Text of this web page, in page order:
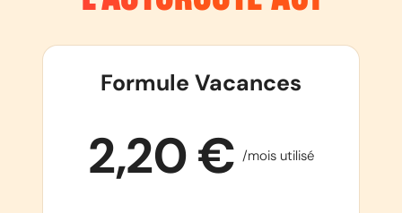
Formule Vacances
2,20 € /mois utilisé